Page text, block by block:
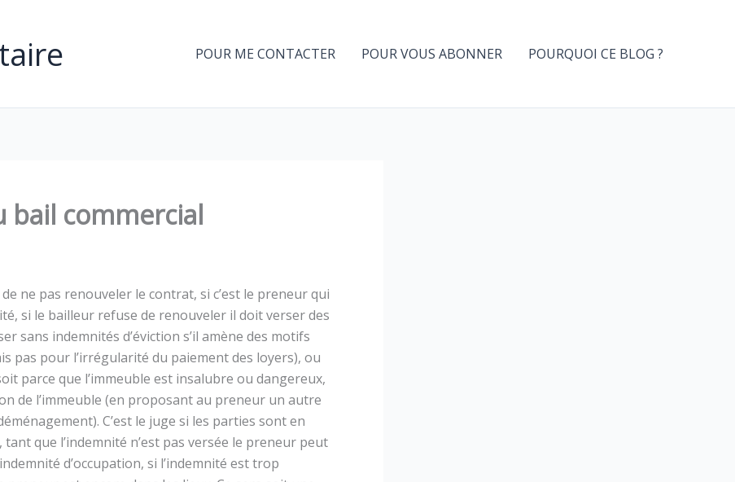
POUR ME CONTACTER POUR VOUS ABONNER POURQUOI CE BLOG ?
bail commercial
ne pas renouveler le contrat, si c’est le preneur qui
si le bailleur refuse de renouveler il doit verser des
sans indemnités d’éviction s’il amène des motifs
pas pour l’irrégularité du paiement des loyers), ou
parce que l’immeuble est insalubre ou dangereux,
de l’immeuble (en proposant au preneur un autre
C’est le juge si les parties sont en
tant que l’indemnité n’est pas versée le preneur peut
d’occupation, si l’indemnité est trop